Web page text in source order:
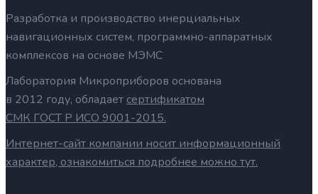
Разработка и производство инерциальных
навигационных систем, программно-аппаратных
комплексов на основе МЭМС
Лаборатория Микроприборов основана
в 2012 году, обладает сертификатом
СМК ГОСТ Р ИСО 9001-2015.
Интернет-сайт компании носит информационный
характер, ознакомиться подробнее можно тут.